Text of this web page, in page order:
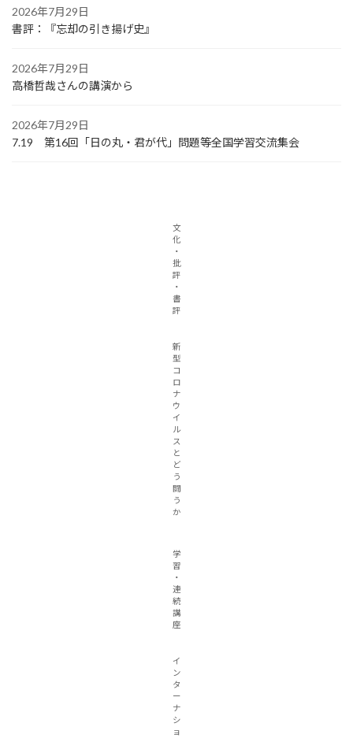
2026年7月29日
書評：『忘却の引き揚げ史』
2026年7月29日
高橋哲哉さんの講演から
2026年7月29日
7.19 第16回「日の丸・君が代」問題等全国学習交流集会
文
化
・
批
評
・
書
評
新
型
コ
ロ
ナ
ウ
イ
ル
ス
と
ど
う
闘
う
か
学
習
・
連
続
講
座
イ
ン
タ
ー
ナ
シ
ョ